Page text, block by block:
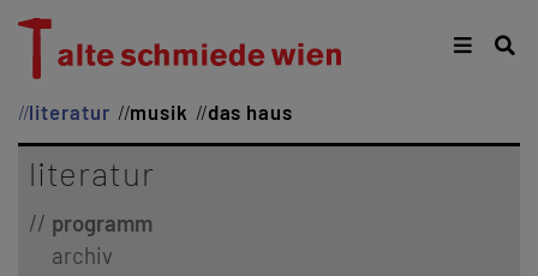
literatur musik das haus
literatur
programm
archiv